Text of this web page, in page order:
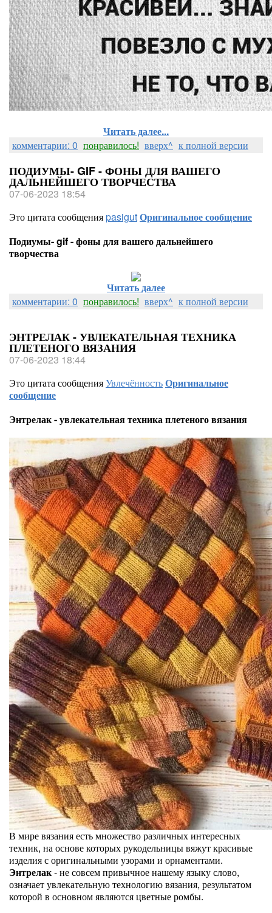
Читать далее...
комментарии: 0 понравилось! вверх^ к полной версии
ПОДИУМЫ- GIF - ФОНЫ ДЛЯ ВАШЕГО
ДАЛЬНЕЙШЕГО ТВОРЧЕСТВА
07-06-2023 18:54
Это цитата сообщенияpasigutОригинальное сообщение
Подиумы- gif - фоны для вашего дальнейшего
творчества
Читать далее
комментарии: 0 понравилось! вверх^ к полной версии
ЭНТРЕЛАК - УВЛЕКАТЕЛЬНАЯ ТЕХНИКА
ПЛЕТЕНОГО ВЯЗАНИЯ
07-06-2023 18:44
Это цитата сообщенияУвлечённостьОригинальное
сообщение
Энтрелак - увлекательная техника плетеного вязания
В мире вязания есть множество различных интересных
техник, на основе которых рукодельницы вяжут красивые
изделия с оригинальными узорами и орнаментами.
Энтрелак- не совсем привычное нашему языку слово,
означает увлекательную технологию вязания, результатом
которой в основном являются цветные ромбы.